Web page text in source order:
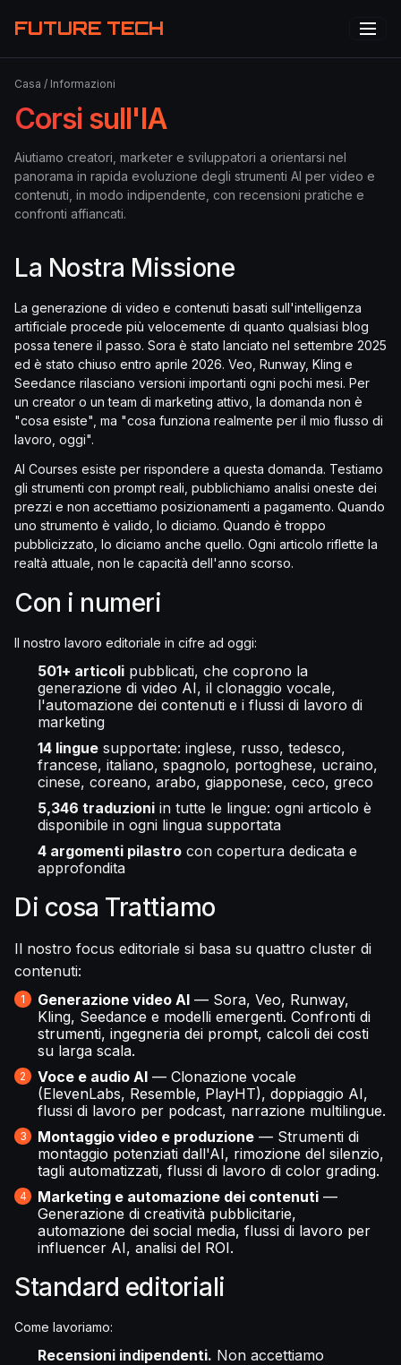
FUTURE TECH
Casa / Informazioni
Corsi sull'IA
Aiutiamo creatori, marketer e sviluppatori a orientarsi nel
panorama in rapida evoluzione degli strumenti AI per video e
contenuti, in modo indipendente, con recensioni pratiche e
confronti affiancati.
La Nostra Missione
La generazione di video e contenuti basati sull'intelligenza
artificiale procede più velocemente di quanto qualsiasi blog
possa tenere il passo. Sora è stato lanciato nel settembre 2025
ed è stato chiuso entro aprile 2026. Veo, Runway, Kling e
Seedance rilasciano versioni importanti ogni pochi mesi. Per
un creator o un team di marketing attivo, la domanda non è
"cosa esiste", ma "cosa funziona realmente per il mio flusso di
lavoro, oggi".
AI Courses esiste per rispondere a questa domanda. Testiamo
gli strumenti con prompt reali, pubblichiamo analisi oneste dei
prezzi e non accettiamo posizionamenti a pagamento. Quando
uno strumento è valido, lo diciamo. Quando è troppo
pubblicizzato, lo diciamo anche quello. Ogni articolo riflette la
realtà attuale, non le capacità dell'anno scorso.
Con i numeri
Il nostro lavoro editoriale in cifre ad oggi:
501+ articoli pubblicati, che coprono la
generazione di video AI, il clonaggio vocale,
l'automazione dei contenuti e i flussi di lavoro di
marketing
14 lingue supportate: inglese, russo, tedesco,
francese, italiano, spagnolo, portoghese, ucraino,
cinese, coreano, arabo, giapponese, ceco, greco
5,346 traduzioni in tutte le lingue: ogni articolo è
disponibile in ogni lingua supportata
4 argomenti pilastro con copertura dedicata e
approfondita
Di cosa Trattiamo
Il nostro focus editoriale si basa su quattro cluster di
contenuti:
Generazione video AI — Sora, Veo, Runway,
Kling, Seedance e modelli emergenti. Confronti di
strumenti, ingegneria dei prompt, calcoli dei costi
su larga scala.
Voce e audio AI — Clonazione vocale
(ElevenLabs, Resemble, PlayHT), doppiaggio AI,
flussi di lavoro per podcast, narrazione multilingue.
Montaggio video e produzione — Strumenti di
montaggio potenziati dall'AI, rimozione del silenzio,
tagli automatizzati, flussi di lavoro di color grading.
Marketing e automazione dei contenuti —
Generazione di creatività pubblicitarie,
automazione dei social media, flussi di lavoro per
influencer AI, analisi del ROI.
Standard editoriali
Come lavoriamo:
Recensioni indipendenti. Non accettiamo